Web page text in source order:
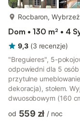
Rocbaron,
Dom • 130 m² • 4
9,3 (3 recenzje)
"Breguieres", 5-
odpowiedni dla 5
przytulne
dekoracja), stołem.
dwuosobowym (160
TV, odtwarzaczem CD
od 559 zł / noc